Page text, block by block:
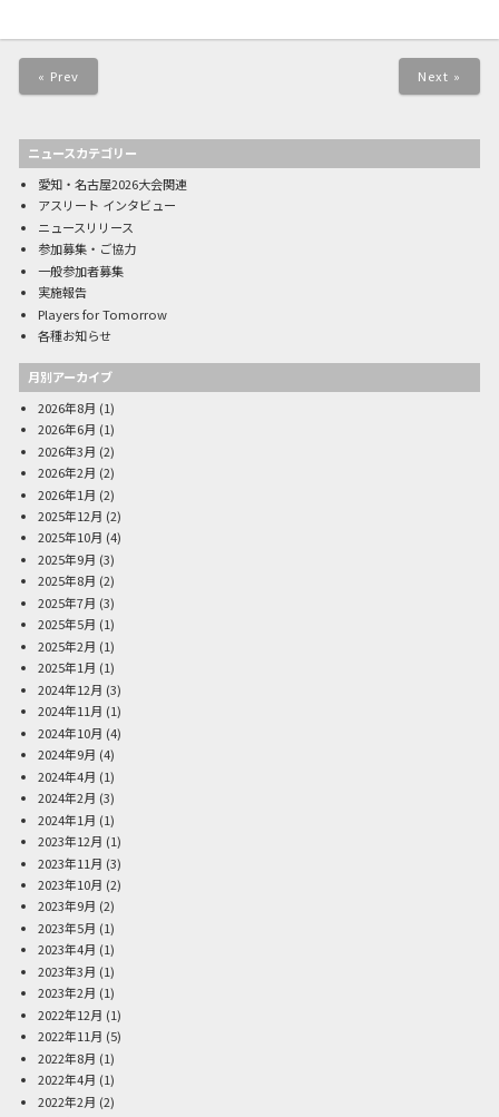
« Prev Next »
ニュースカテゴリー
愛知・名古屋2026大会関連
アスリート インタビュー
ニュースリリース
参加募集・ご協力
一般参加者募集
実施報告
Players for Tomorrow
各種お知らせ
月別アーカイブ
2026年8月 (1)
2026年6月 (1)
2026年3月 (2)
2026年2月 (2)
2026年1月 (2)
2025年12月 (2)
2025年10月 (4)
2025年9月 (3)
2025年8月 (2)
2025年7月 (3)
2025年5月 (1)
2025年2月 (1)
2025年1月 (1)
2024年12月 (3)
2024年11月 (1)
2024年10月 (4)
2024年9月 (4)
2024年4月 (1)
2024年2月 (3)
2024年1月 (1)
2023年12月 (1)
2023年11月 (3)
2023年10月 (2)
2023年9月 (2)
2023年5月 (1)
2023年4月 (1)
2023年3月 (1)
2023年2月 (1)
2022年12月 (1)
2022年11月 (5)
2022年8月 (1)
2022年4月 (1)
2022年2月 (2)